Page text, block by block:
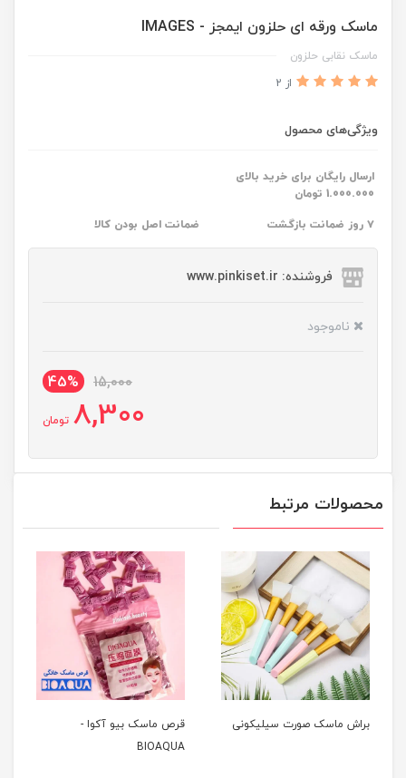
ماسک ورقه ای حلزون ایمجز - IMAGES
ماسک نقابی حلزون
از 2
ویژگی‌های محصول
ارسال رایگان برای خرید بالای
1.000.000 تومان
۷ روز ضمانت بازگشت ضمانت اصل بودن کالا
فروشنده: www.pinkiset.ir
ناموجود
15,000
45%
8,300 تومان
محصولات مرتبط
براش ماسک صورت سیلیکونی
قرص ماسک بیو آکوا -
BIOAQUA